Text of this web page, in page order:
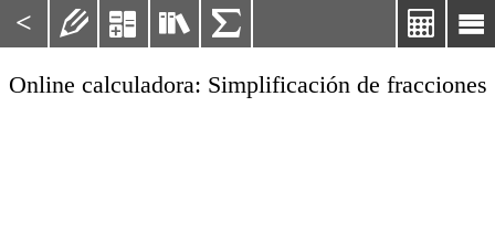
< 

   
Online calculadora: Simplificación de fracciones